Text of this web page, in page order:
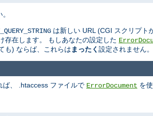
は新しい URL (CGI スクリプト
存在します。 もしあなたの設定した
も) ならば、これらは まったく 設定されません。
ば、 .htaccess ファイルで ErrorDocument を